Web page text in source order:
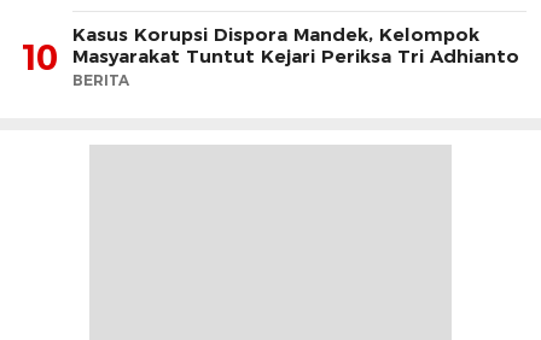
10
Kasus Korupsi Dispora Mandek, Kelompok
Masyarakat Tuntut Kejari Periksa Tri Adhianto
BERITA